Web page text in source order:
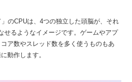
のCPUは、4つの独立した頭脳が、それ
せるようなイメージです。ゲームやアプ
ア数やスレッド数を多く使うものもあ
動作します。